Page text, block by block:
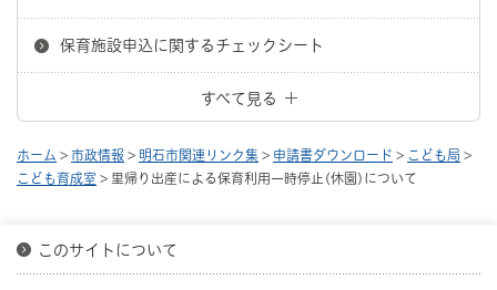
保育施設申込に関するチェックシート
すべて見る
ホーム > 市政情報 > 明石市関連リンク集 > 申請書ダウンロード > こども局 >
こども育成室 > 里帰り出産による保育利用一時停止(休園)について
このサイトについて